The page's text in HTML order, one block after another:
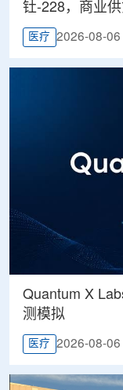
钍-228，商业
医疗 2026-08-06
Quantum X
测模拟
医疗 2026-08-06